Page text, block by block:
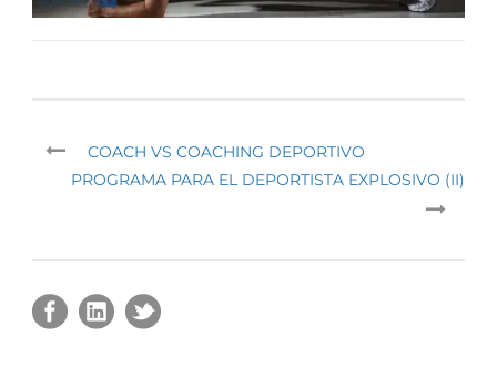
COACH VS COACHING DEPORTIVO
PROGRAMA PARA EL DEPORTISTA EXPLOSIVO (II)